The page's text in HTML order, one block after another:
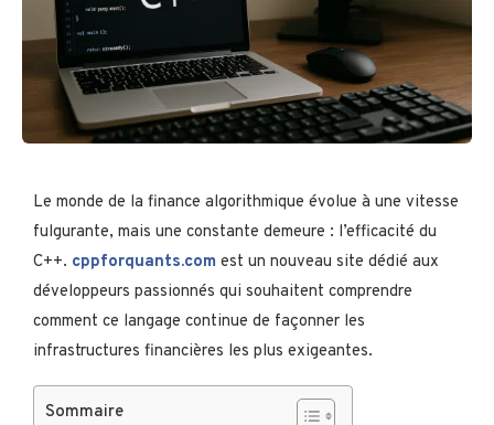
Le monde de la finance algorithmique évolue à une vitesse
fulgurante, mais une constante demeure : l’efficacité du
C++. cppforquants.com est un nouveau site dédié aux
développeurs passionnés qui souhaitent comprendre
comment ce langage continue de façonner les
infrastructures financières les plus exigeantes.
Sommaire